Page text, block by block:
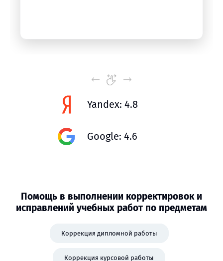
Yandex: 4.8
Google: 4.6
Помощь в выполнении корректировок и
исправлений учебных работ по предметам
Коррекция дипломной работы
Коррекция курсовой работы